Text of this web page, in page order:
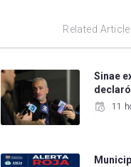
Related
Sinae
11